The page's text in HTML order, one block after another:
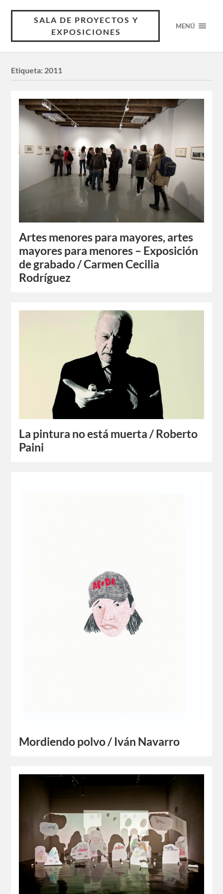
SALA DE PROYECTOS Y
EXPOSICIONES
MENÚ
Etiqueta: 2011
Artes menores para mayores, artes
mayores para menores – Exposición
de grabado / Carmen Cecilia
Rodríguez
La pintura no está muerta / Roberto
Paini
Mordiendo polvo / Iván Navarro